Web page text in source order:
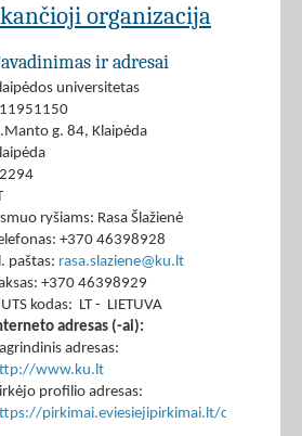
organizacija
ir adresai
universitetas
g. 84, Klaipėda
ryšiams: Rasa Šlažienė
+370 46398928
paštas: rasa.slaziene@ku.lt
+370 46398929
kodas: LT - LIETUVA
adresas (-ai):
adresas:
www.ku.lt
profilio adresas:
pirkimai.eviesiejipirkimai.lt/ctm/